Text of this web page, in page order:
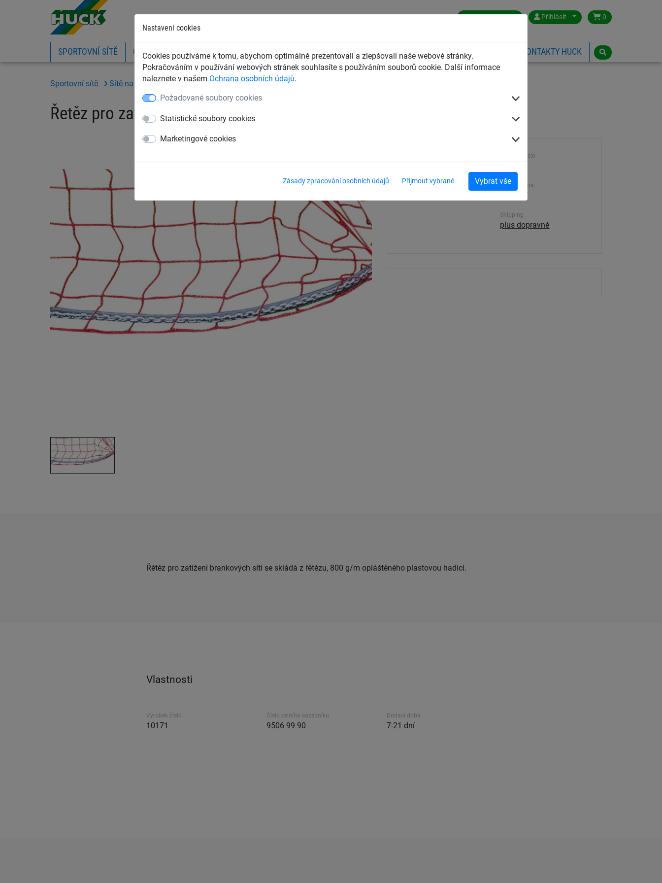
Nastavení cookies
Cookies používáme k tomu, abychom optimálně prezentovali a zlepšovali naše webové stránky.
Pokračováním v používání webových stránek souhlasíte s používáním souborů cookie. Další informace
naleznete v našem Ochrana osobních údajů.
Požadované soubory cookies
Statistické soubory cookies
Marketingové cookies
Zásady zpracování osobních údajů Přijmout vybrané Vybrat vše
Czech Republic Přihlásit 0
SPORTOVNÍ SÍTĚ OCHRANNÉ SÍTĚ A PLACHTY ZÁCHYTNÉ BEZPEČNOSTNÍ SÍTĚ DĚTSKÁ LANOVÁ HŘIŠTĚ KONTAKTY HUCK
Sportovní sítě Sítě na fotbal Příslušenství k sítím
Řetěz pro zatížení brank. sítí, spod. hloubka 200 cm, délka 11,50 m
Výrobek číslo
Dodací doba.
7-21 dní
Shipping
plus dopravné
Řětěz pro zatížení brankových sítí se skládá z řětězu, 800 g/m opláštěného plastovou hadicí.
Vlastnosti
Výrobek číslo
10171
Číslo celního sazebníku
9506 99 90
Dodací doba.
7-21 dní